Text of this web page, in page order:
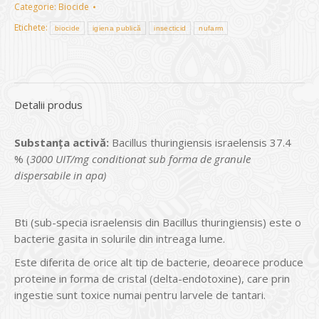
Categorie: Biocide
Etichete:
biocide igiena publică insecticid nufarm
Detalii produs
Substanța activă: Bacillus thuringiensis israelensis 37.4
% (3000 UIT/mg conditionat sub forma de granule
dispersabile in apa)
Bti (sub-specia israelensis din Bacillus thuringiensis) este o
bacterie gasita in solurile din intreaga lume.
Este diferita de orice alt tip de bacterie, deoarece produce
proteine ​​in forma de cristal (delta-endotoxine), care prin
ingestie sunt toxice numai pentru larvele de tantari.